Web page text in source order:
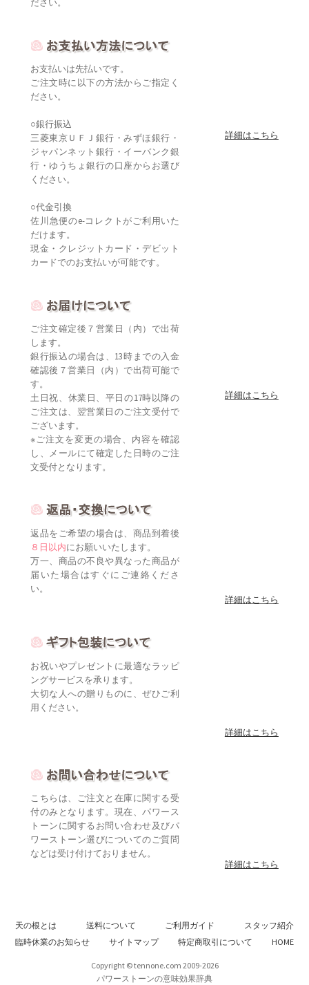
お支払いは先払いです。
ご注文時に以下の方法からご指定く
ださい。
○銀行振込
三菱東京ＵＦＪ銀行・みずほ銀行・
ジャパンネット銀行・イーバンク銀
行・ゆうちょ銀行の口座からお選び
ください。
○代金引換
佐川急便のe-コレクトがご利用いた
だけます。
現金・クレジットカード・デビット
カードでのお支払いが可能です。
詳細はこちら
ご注文確定後７営業日（内）で出荷
します。
銀行振込の場合は、13時までの入金
確認後７営業日（内）で出荷可能で
す。
土日祝、休業日、平日の17時以降の
ご注文は、翌営業日のご注文受付で
ございます。
※ご注文を変更の場合、内容を確認
し、メールにて確定した日時のご注
文受付となります。
詳細はこちら
返品をご希望の場合は、商品到着後
８日以内にお願いいたします。
万一、商品の不良や異なった商品が
届いた場合はすぐにご連絡くださ
い。
詳細はこちら
お祝いやプレゼントに最適なラッピ
ングサービスを承ります。
大切な人への贈りものに、ぜひご利
用ください。
詳細はこちら
こちらは、ご注文と在庫に関する受
付のみとなります。現在、パワース
トーンに関するお問い合わせ及びパ
ワーストーン選びについてのご質問
などは受け付けておりません。
詳細はこちら
天の根とは 送料について ご利用ガイド
スタッフ紹介
臨時休業のお知らせ
サイトマップ 特定商取引について HOME
Copyright © tennone.com 2009-2026
パワーストーンの意味効果辞典